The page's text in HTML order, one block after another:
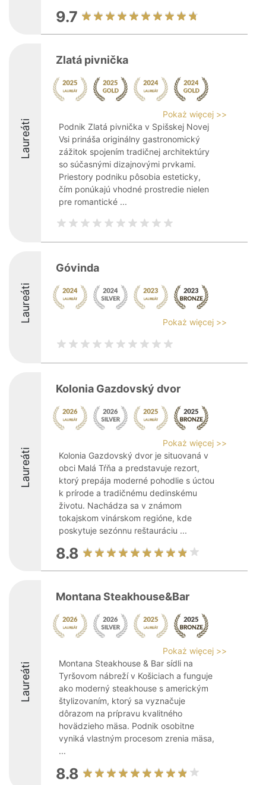
9.7
Laureáti
Zlatá pivnička
Pokaż więcej >>
Podnik Zlatá pivnička v Spišskej Novej
Vsi prináša originálny gastronomický
zážitok spojením tradičnej architektúry
so súčasnými dizajnovými prvkami.
Priestory podniku pôsobia esteticky,
čím ponúkajú vhodné prostredie nielen
pre romantické ...
Laureáti
Góvinda
Pokaż więcej >>
Laureáti
Kolonia Gazdovský dvor
Pokaż więcej >>
Kolonia Gazdovský dvor je situovaná v
obci Malá Tŕňa a predstavuje rezort,
ktorý prepája moderné pohodlie s úctou
k prírode a tradičnému dedinskému
životu. Nachádza sa v známom
tokajskom vinárskom regióne, kde
poskytuje sezónnu reštauráciu ...
8.8
Laureáti
Montana Steakhouse&Bar
Pokaż więcej >>
Montana Steakhouse & Bar sídli na
Tyršovom nábreží v Košiciach a funguje
ako moderný steakhouse s americkým
štylizovaním, ktorý sa vyznačuje
dôrazom na prípravu kvalitného
hovädzieho mäsa. Podnik osobitne
vyniká vlastným procesom zrenia mäsa,
...
8.8